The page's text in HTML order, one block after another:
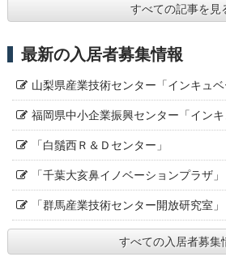
すべての記事を見
最新の入居者募集情報
山梨県産業技術センター「インキュベ
福岡県中小企業振興センター「インキ
「白鬚西Ｒ＆Ｄセンター」
「千葉大亥鼻イノベーションプラザ」
「群馬産業技術センター開放研究室」
すべての入居者募集